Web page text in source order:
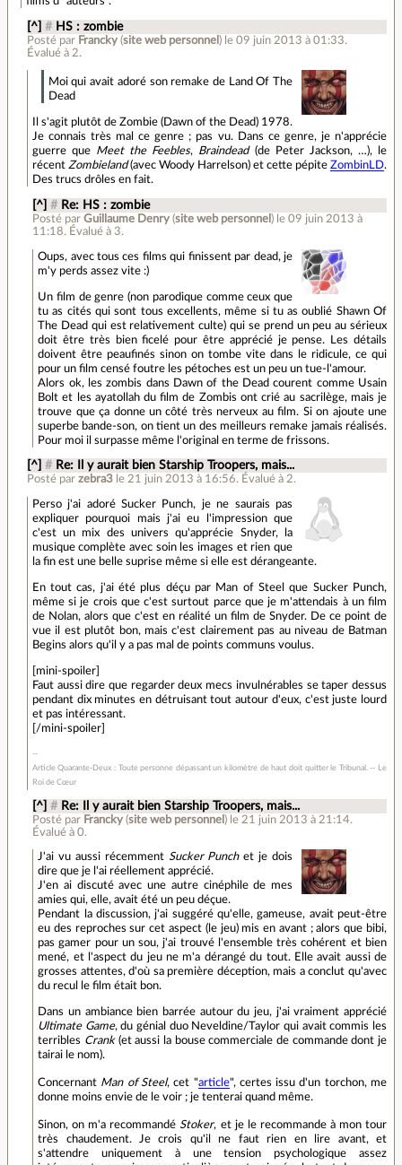
[^] # HS : zombie
Posté par Francky(site web personnel ) le 09 juin 2013 à 01:33.
Évalué à 2.
Moi qui avait adoré son remake de Land Of The
Dead
Il s'agit plutôt de Zombie (Dawn of the Dead) 1978.
Je connais très mal ce genre ; pas vu. Dans ce genre, je n'apprécie
guerre que Meet the Feebles, Braindead(de Peter Jackson, …), le
récent Zombieland(avec Woody Harrelson) et cette pépiteZombinLD.
Des trucs drôles en fait.
[^] # Re: HS : zombie
Posté parGuillaume Denry (site web personnel ) le 09 juin 2013 à
11:18. Évalué à 3.
Oups, avec tous ces films qui finissent par dead, je
m'y perds assez vite :)
Un film de genre (non parodique comme ceux que
tu as cités qui sont tous excellents, même si tu as oublié Shawn Of
The Dead qui est relativement culte) qui se prend un peu au sérieux
doit être très bien ficelé pour être apprécié je pense. Les détails
doivent être peaufinés sinon on tombe vite dans le ridicule, ce qui
pour un film censé foutre les pétoches est un peu un tue-l'amour.
Alors ok, les zombis dans Dawn of the Dead courent comme Usain
Bolt et les ayatollah du film de Zombis ont crié au sacrilège, mais je
trouve que ça donne un côté très nerveux au film. Si on ajoute une
superbe bande-son, on tient un des meilleurs remake jamais réalisés.
Pour moi il surpasse même l'original en terme de frissons.
[^] # Re: Il y aurait bien Starship Troopers, mais...
Posté par zebra3 le 21 juin 2013 à 16:56.Évalué à 2.
Perso j'ai adoré Sucker Punch, je ne saurais pas
expliquer pourquoi mais j'ai eu l'impression que
c'est un mix des univers qu'apprécie Snyder, la
musique complète avec soin les images et rien que
la fin est une belle suprise même si elle est dérangeante.
En tout cas, j'ai été plus déçu par Man of Steel que Sucker Punch,
même si je crois que c'est surtout parce que je m'attendais à un film
de Nolan, alors que c'est en réalité un film de Snyder. De ce point de
vue il est plutôt bon, mais c'est clairement pas au niveau de Batman
Begins alors qu'il y a pas mal de points communs voulus.
[mini-spoiler]
Faut aussi dire que regarder deux mecs invulnérables se taper dessus
pendant dix minutes en détruisant tout autour d'eux, c'est juste lourd
et pas intéressant.
[/mini-spoiler]
Article Quarante-Deux : Toute personne dépassant un kilomètre de haut doit quitter le Tribunal. -- Le
Roi de Cœur
[^] # Re: Il y aurait bien Starship Troopers, mais...
Posté par Francky (site web personnel ) le 21 juin 2013 à 21:14.
Évalué à0.
J'ai vu aussi récemment Sucker Punchet je dois
dire que je l'ai réellement apprécié.
J'en ai discuté avec une autre cinéphile de mes
amies qui, elle, avait été un peu déçue.
Pendant la discussion, j'ai suggéré qu'elle, gameuse, avait peut-être
eu des reproches sur cet aspect (le jeu) mis en avant ; alors que bibi,
pas gamer pour un sou, j'ai trouvé l'ensemble très cohérent et bien
mené, et l'aspect du jeu ne m'a dérangé du tout. Elle avait aussi de
grosses attentes, d'où sa première déception, mais a conclut qu'avec
du recul le film était bon.
Dans un ambiance bien barrée autour du jeu, j'ai vraiment apprécié
Ultimate Game, du génial duo Neveldine/Taylor qui avait commis les
terribles Crank(et aussi la bouse commerciale de commande dont je
tairai le nom).
Concernant Man of Steel, cet "article", certes issu d'un torchon, me
donne moins envie de le voir ; je tenterai quand même.
Sinon, on m'a recommandé Stoker, et je le recommande à mon tour
très chaudement. Je crois qu'il ne faut rien en lire avant, et
s'attendre uniquement à une tension psychologique assez